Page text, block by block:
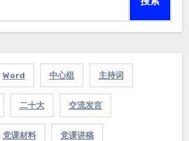
Word 中心组 主持词
二十大 交流发言
党课材料 党课讲稿